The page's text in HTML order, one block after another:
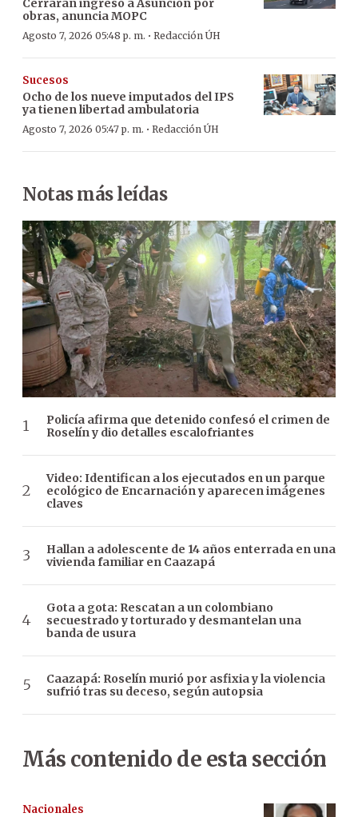
Cerrarán ingreso a Asunción por
obras, anuncia MOPC
Agosto 7, 2026 05:48 p. m. · Redacción ÚH
Sucesos
Ocho de los nueve imputados del IPS
ya tienen libertad ambulatoria
Agosto 7, 2026 05:47 p. m. · Redacción ÚH
Notas más leídas
Policía afirma que detenido confesó el crimen de
Roselín y dio detalles escalofriantes
Video: Identifican a los ejecutados en un parque
ecológico de Encarnación y aparecen imágenes
claves
Hallan a adolescente de 14 años enterrada en una
vivienda familiar en Caazapá
Gota a gota: Rescatan a un colombiano
secuestrado y torturado y desmantelan una
banda de usura
Caazapá: Roselín murió por asfixia y la violencia
sufrió tras su deceso, según autopsia
Más contenido de esta sección
Nacionales